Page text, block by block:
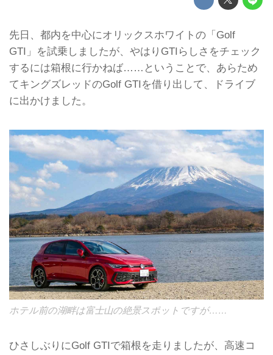
先日、都内を中心にオリックスホワイトの「Golf
GTI」を試乗しましたが、やはりGTIらしさをチェック
するには箱根に行かねば……ということで、あらため
てキングズレッドのGolf GTIを借り出して、ドライブ
に出かけました。
ホテル前の湖畔は富士山の絶景スポットですが……
ひさしぶりにGolf GTIで箱根を走りましたが、高速コ